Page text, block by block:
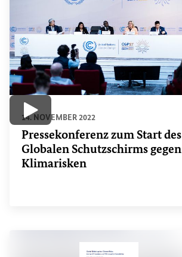
Video abspielen
14. NOVEMBER 2022
Pressekonferenz zum Start des
Globalen Schutzschirms gegen
Klimarisken